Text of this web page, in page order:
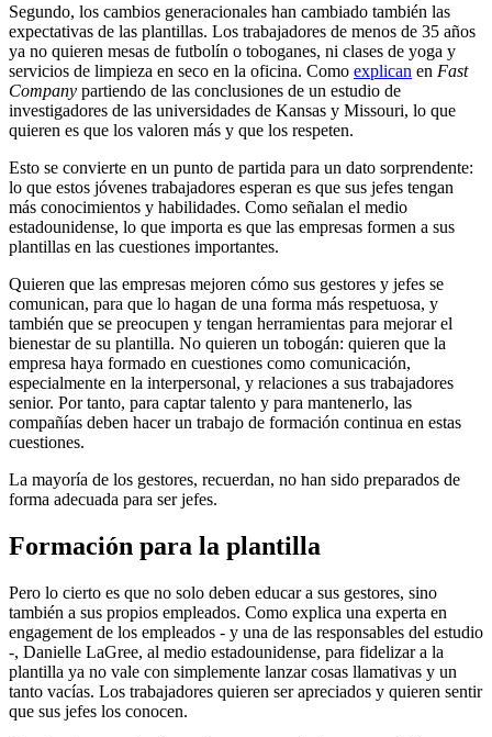
Segundo, los cambios generacionales han cambiado también las
expectativas de las plantillas. Los trabajadores de menos de 35 años
ya no quieren mesas de futbolín o toboganes, ni clases de yoga y
servicios de limpieza en seco en la oficina. Como explican en Fast
Company partiendo de las conclusiones de un estudio de
investigadores de las universidades de Kansas y Missouri, lo que
quieren es que los valoren más y que los respeten.
Esto se convierte en un punto de partida para un dato sorprendente:
lo que estos jóvenes trabajadores esperan es que sus jefes tengan
más conocimientos y habilidades. Como señalan el medio
estadounidense, lo que importa es que las empresas formen a sus
plantillas en las cuestiones importantes.
Quieren que las empresas mejoren cómo sus gestores y jefes se
comunican, para que lo hagan de una forma más respetuosa, y
también que se preocupen y tengan herramientas para mejorar el
bienestar de su plantilla. No quieren un tobogán: quieren que la
empresa haya formado en cuestiones como comunicación,
especialmente en la interpersonal, y relaciones a sus trabajadores
senior. Por tanto, para captar talento y para mantenerlo, las
compañías deben hacer un trabajo de formación continua en estas
cuestiones.
La mayoría de los gestores, recuerdan, no han sido preparados de
forma adecuada para ser jefes.
Formación para la plantilla
Pero lo cierto es que no solo deben educar a sus gestores, sino
también a sus propios empleados. Como explica una experta en
engagement de los empleados - y una de las responsables del estudio
-, Danielle LaGree, al medio estadounidense, para fidelizar a la
plantilla ya no vale con simplemente lanzar cosas llamativas y un
tanto vacías. Los trabajadores quieren ser apreciados y quieren sentir
que sus jefes los conocen.